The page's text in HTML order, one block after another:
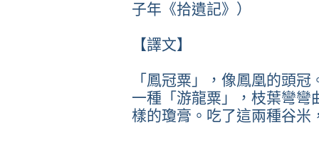
子年《拾遺記》）
【譯文】
「鳳冠粟」，像鳳凰的頭
一種「游龍粟」，枝葉彎彎
樣的瓊膏。吃了這兩種谷米